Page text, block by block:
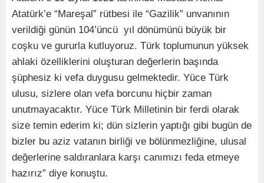
Atatürk’e “Mareşal” rütbesi ile “Gazilik” unvanının
verildiği günün 104’üncü yıl dönümünü büyük bir
coşku ve gururla kutluyoruz. Türk toplumunun yüksek
ahlaki özelliklerini oluşturan değerlerin başında
şüphesiz ki vefa duygusu gelmektedir. Yüce Türk
ulusu, sizlere olan vefa borcunu hiçbir zaman
unutmayacaktır. Yüce Türk Milletinin bir ferdi olarak
size temin ederim ki; dün sizlerin yaptığı gibi bugün de
bizler bu aziz vatanın birliği ve bölünmezliğine, ulusal
değerlerine saldıranlara karşı canımızı feda etmeye
hazırız” diye konuştu.